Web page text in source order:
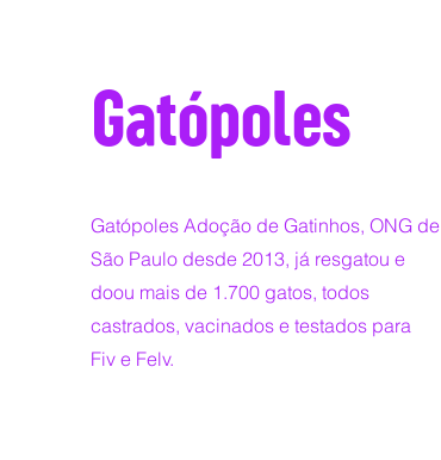
Gatópoles
Gatópoles Adoção de Gatinhos, ONG de
São Paulo desde 2013, já resgatou e
doou mais de 1.700 gatos, todos
castrados, vacinados e testados para
Fiv e Felv.